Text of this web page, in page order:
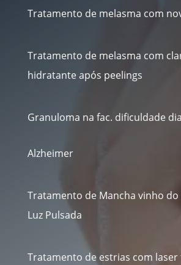
Tratamento de melasma com
Tratamento de melasma com
hidratante após peelings
Granuloma na fac. dificuldade
Alzheimer
Tratamento de Mancha vinho
Luz Pulsada
Tratamento de estrias com